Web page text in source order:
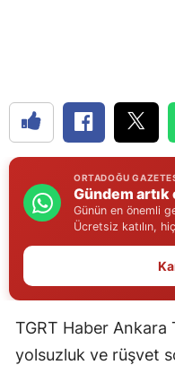
ORTADOĞU
Gündem
Günün en önemli
Ücretsiz katılın,
TGRT Haber Ankara
yolsuzluk ve rüşvet